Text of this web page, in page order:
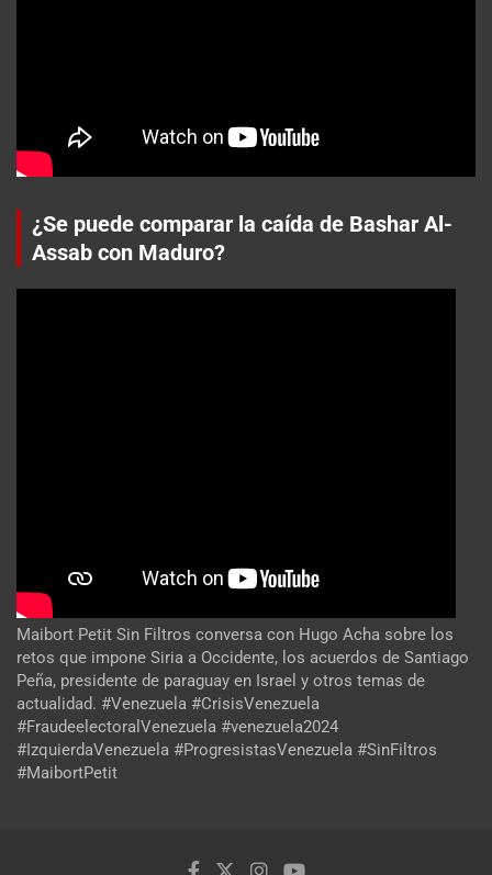
¿Se puede comparar la caída de Bashar Al-
Assab con Maduro?
Maibort Petit Sin Filtros conversa con Hugo Acha sobre los
retos que impone Siria a Occidente, los acuerdos de Santiago
Peña, presidente de paraguay en Israel y otros temas de
actualidad. #Venezuela #CrisisVenezuela
#FraudeelectoralVenezuela #venezuela2024
#IzquierdaVenezuela #ProgresistasVenezuela #SinFiltros
#MaibortPetit